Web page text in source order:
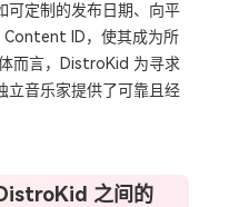
可定制的发布日期、向平
Content ID，使其成为所
而言，DistroKid 为寻求
立音乐家提供了可靠且经
之间的